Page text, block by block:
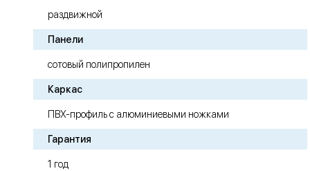
раздвижной
Панели
сотовый полипропилен
Каркас
ПВХ-профиль с алюминиевыми ножками
Гарантия
1 год